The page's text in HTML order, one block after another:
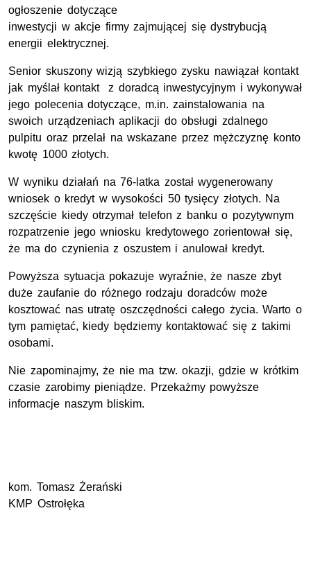
ogłoszenie dotyczące
inwestycji w akcje firmy zajmującej się dystrybucją
energii elektrycznej.
Senior skuszony wizją szybkiego zysku nawiązał kontakt
jak myślał kontakt z doradcą inwestycyjnym i wykonywał
jego polecenia dotyczące, m.in. zainstalowania na
swoich urządzeniach aplikacji do obsługi zdalnego
pulpitu oraz przelał na wskazane przez mężczyznę konto
kwotę 1000 złotych.
W wyniku działań na 76-latka został wygenerowany
wniosek o kredyt w wysokości 50 tysięcy złotych. Na
szczęście kiedy otrzymał telefon z banku o pozytywnym
rozpatrzenie jego wniosku kredytowego zorientował się,
że ma do czynienia z oszustem i anulował kredyt.
Powyższa sytuacja pokazuje wyraźnie, że nasze zbyt
duże zaufanie do różnego rodzaju doradców może
kosztować nas utratę oszczędności całego życia. Warto o
tym pamiętać, kiedy będziemy kontaktować się z takimi
osobami.
Nie zapominajmy, że nie ma tzw. okazji, gdzie w krótkim
czasie zarobimy pieniądze. Przekażmy powyższe
informacje naszym bliskim.
kom. Tomasz Żerański
KMP Ostrołęka